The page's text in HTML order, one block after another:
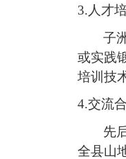
3. 人才
子
或实践
培训技
4.交流
先
全县山